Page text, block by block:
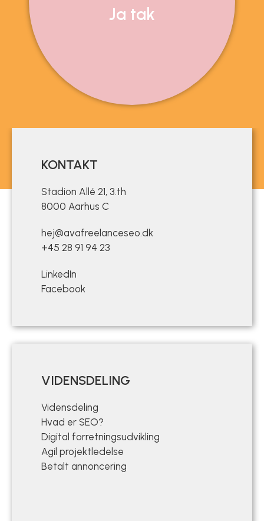
Ja tak
KONTAKT
Stadion Allé 21, 3.th
8000 Aarhus C
hej@avafreelanceseo.dk
+45 28 91 94 23
LinkedIn
Facebook
VIDENSDELING
Vidensdeling
Hvad er SEO?
Digital forretningsudvikling
Agil projektledelse
Betalt annoncering